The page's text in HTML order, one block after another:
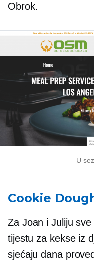
Obrok.
U
Cookie
Za Joan i Juliju
tijestu za kekse iz
sjećaju dana